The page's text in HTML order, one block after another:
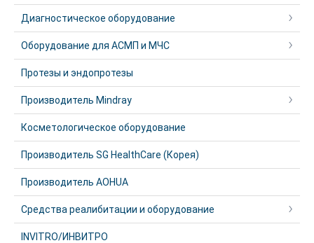
Диагностическое оборудование
Оборудование для АСМП и МЧС
Протезы и эндопротезы
Производитель Mindray
Косметологическое оборудование
Производитель SG HealthCare (Корея)
Производитель AOHUA
Средства реалибитации и оборудование
INVITRO/ИНВИТРО